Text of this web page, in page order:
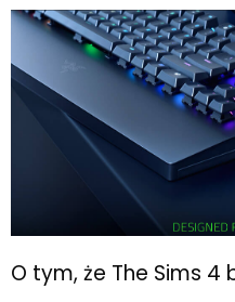
O tym, że The Sims